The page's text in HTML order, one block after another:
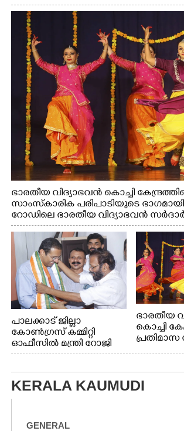
ഭാരതീയ വിദ്യാഭവൻ കൊച്ചി
സാംസ്കാരിക പരിപാടിയുടെ ഭാഗമായി
റോഡിലെ ഭാരതീയ വിദ്യാഭവൻ
സഭാഗൃഹത്തിൽ എം. അക്ഷതയുടെ
അവതരിപ്പിച്ച ലയ നമൻ കഥക്
പാലക്കാട് ജില്ലാ
കോൺഗ്രസ് കമ്മിറ്റി
ഓഫീസിൽ മന്ത്രി റോജി
എം ജോണിന്
ഭാരതീയ
കൊച്ചി
പട്ടേൽ
എം.
KERALA KAUMUDI
GENERAL